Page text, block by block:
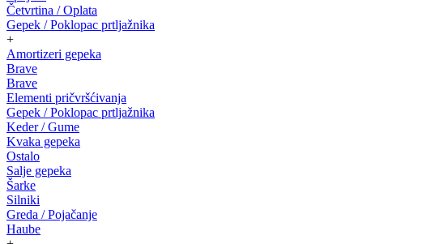
Četvrtina / Oplata
Gepek / Poklopac prtljažnika
+
Amortizeri gepeka
Brave
Brave
Elementi pričvršćivanja
Gepek / Poklopac prtljažnika
Keder / Gume
Kvaka gepeka
Ostalo
Salje gepeka
Šarke
Silniki
Greda / Pojačanje
Haube